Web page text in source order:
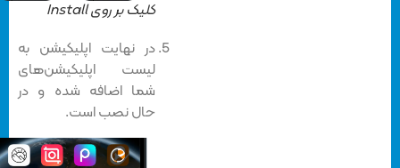
کلیک بر روی Install
در نهایت اپلیکیشن به
لیست اپلیکیشن‌های
شما اضافه شده و در
حال نصب است.